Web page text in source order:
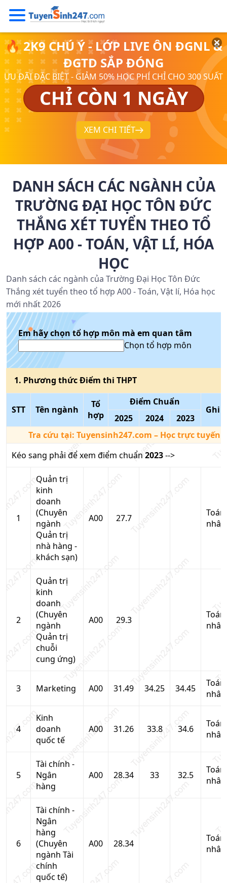
🔥 2K9 CHÚ Ý - LỚP LIVE ÔN ĐGNL &
ĐGTD SẮP ĐÓNG
ƯU ĐÃI ĐẶC BIỆT - GIẢM 50% HỌC PHÍ CHỈ CHO 300 SUẤT
CHỈ CÒN 1 NGÀY
XEM CHI TIẾT
DANH SÁCH CÁC NGÀNH CỦA
TRƯỜNG ĐẠI HỌC TÔN ĐỨC
THẮNG XÉT TUYỂN THEO TỔ
HỢP A00 - TOÁN, VẬT LÍ, HÓA
HỌC
Danh sách các ngành của Trường Đại Học Tôn Đức
Thắng xét tuyển theo tổ hợp A00 - Toán, Vật lí, Hóa học
mới nhất 2026
Em hãy chọn tổ hợp môn mà em quan tâm
Chọn tổ hợp môn
1. Phương thứcĐiểm thi THPT
STT Tên ngành
Tổ
hợp
Điểm Chuẩn
Ghi
2025 2024
2023
Tra cứu tại: Tuyensinh247.com – Học trực tuyến
Kéo sang phải để xem điểm chuẩn 2023-->
1
Quản trị
kinh
doanh
(Chuyên
ngành
Quản trị
nhà hàng -
khách sạn)
A00 27.7
Toán
2
Quản trị
kinh
doanh
(Chuyên
ngành
Quản trị
chuỗi
cung ứng)
A00 29.3
Toán
3 Marketing A00 31.49 34.25 34.45
Toán
4
Kinh
doanh
quốc tế
A00 31.26 33.8 34.6
Toán
5
Tài chính -
Ngân
hàng
A00 28.34 33 32.5
Toán
6
Tài chính -
Ngân
hàng
(Chuyên
ngành Tài
chính
quốc tế)
A00 28.34
Toán